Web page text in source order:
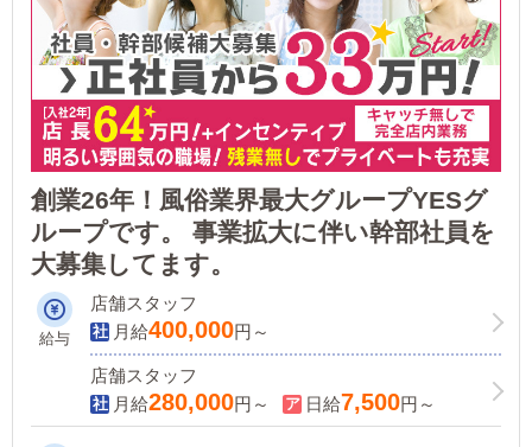
創業26年！風俗業界最大グループYESグ
ループです。 事業拡大に伴い幹部社員を
大募集してます。
給与
店舗スタッフ
月給400,000円～
店舗スタッフ
月給280,000円～ 日給7,500円～